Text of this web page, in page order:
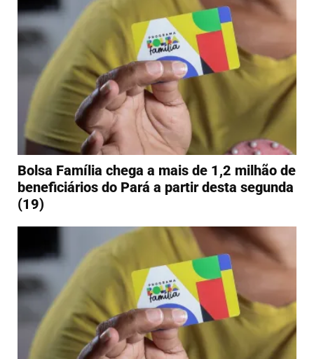
Bolsa Família chega a mais de 1,2 milhão de
beneficiários do Pará a partir desta segunda
(19)